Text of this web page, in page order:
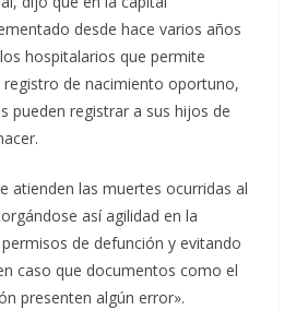
desde hace varios años
hospitalarios que permite
de nacimiento oportuno,
pueden registrar a sus hijos de
atienden las muertes ocurridas al
así agilidad en la
de defunción y evitando
caso que documentos como el
presenten algún error».